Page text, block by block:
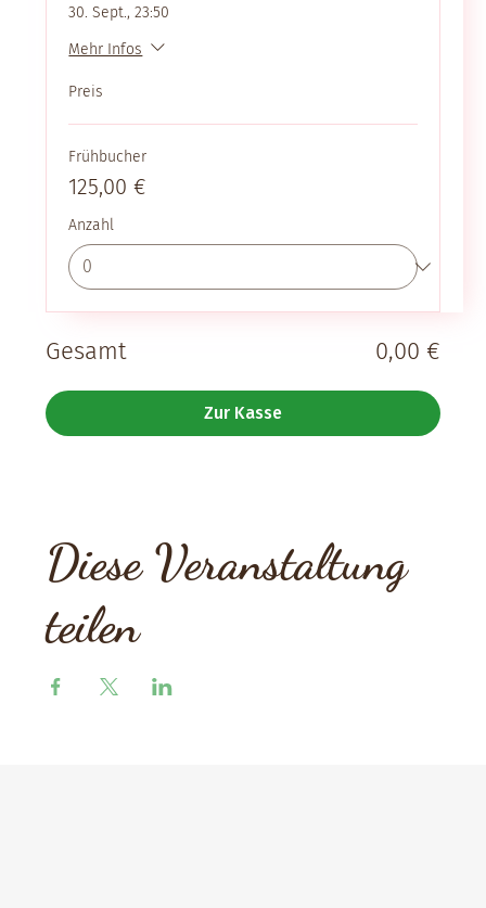
30. Sept., 23:50
Mehr Infos
Preis
Frühbucher
125,00 €
Anzahl
Gesamt 0,00 €
Zur Kasse
Diese Veranstaltung
teilen